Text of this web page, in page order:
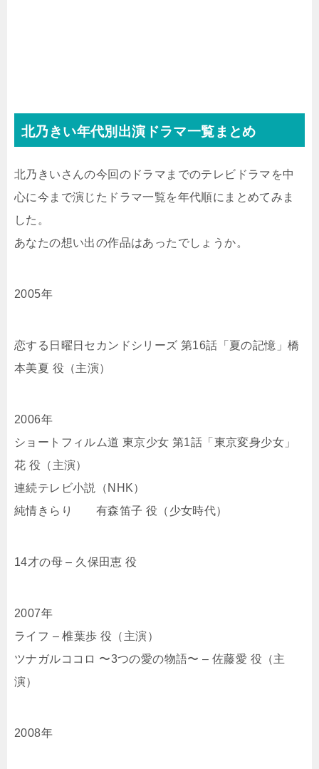
北乃きい年代別出演ドラマ一覧まとめ
北乃きいさんの今回のドラマまでのテレビドラマを中
心に今まで演じたドラマ一覧を年代順にまとめてみま
した。
あなたの想い出の作品はあったでしょうか。
2005年
恋する日曜日セカンドシリーズ 第16話「夏の記憶」橋
本美夏 役（主演）
2006年
ショートフィルム道 東京少女 第1話「東京変身少女」
花 役（主演）
連続テレビ小説（NHK）
純情きらり 有森笛子 役（少女時代）
14才の母 – 久保田恵 役
2007年
ライフ – 椎葉歩 役（主演）
ツナガルココロ 〜3つの愛の物語〜 – 佐藤愛 役（主
演）
2008年